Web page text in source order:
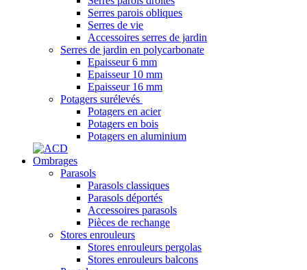
Serres parois obliques
Serres de vie
Accessoires serres de jardin
Serres de jardin en polycarbonate
Epaisseur 6 mm
Epaisseur 10 mm
Epaisseur 16 mm
Potagers surélevés
Potagers en acier
Potagers en bois
Potagers en aluminium
Ombrages
Parasols
Parasols classiques
Parasols déportés
Accessoires parasols
Pièces de rechange
Stores enrouleurs
Stores enrouleurs pergolas
Stores enrouleurs balcons